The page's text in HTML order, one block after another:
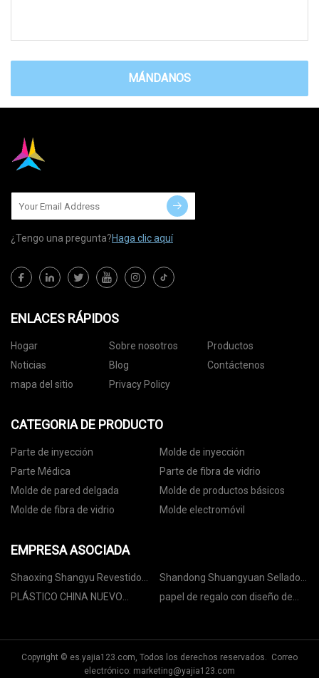
MÁNDANOS
¿Tengo una pregunta?Haga clic aquí
ENLACES RÁPIDOS
Hogar Sobre nosotros
Productos
Noticias
Blog
Contáctenos
mapa del sitio
Privacy Policy
CATEGORIA DE PRODUCTO
Parte de inyección
Molde de inyección
Parte Médica
Parte de fibra de vidrio
Molde de pared delgada
Molde de productos básicos
Molde de fibra de vidrio
Molde electromóvil
EMPRESA ASOCIADA
Shaoxing Shangyu Revestido
Abrasivos Co., Ltd
Shandong Shuangyuan Sellado
Tecnología Co., Limitado.
PLÁSTICO CHINA NUEVO
papel de regalo con diseño de
Copyright © es.yajia123.com, Todos los derechos reservados. Correo
electrónico: marketing@yajia123.com